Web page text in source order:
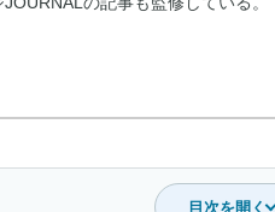
目次を開く